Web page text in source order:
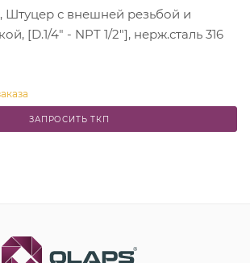
Штуцер с внешней резьбой и
[D.1/4" - NPT 1/2"], нерж.сталь 316
ЗАПРОСИТЬ ТКП